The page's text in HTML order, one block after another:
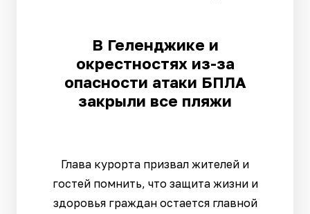
В Геленджике и
окрестностях из-за
опасности атаки БПЛА
закрыли все пляжи
Глава курорта призвал жителей и
гостей помнить, что защита жизни и
здоровья граждан остается главной